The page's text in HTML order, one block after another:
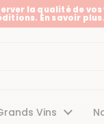
la qualité de
En savoir plus.
Vins